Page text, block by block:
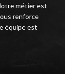
métier est
renforce
équipe est